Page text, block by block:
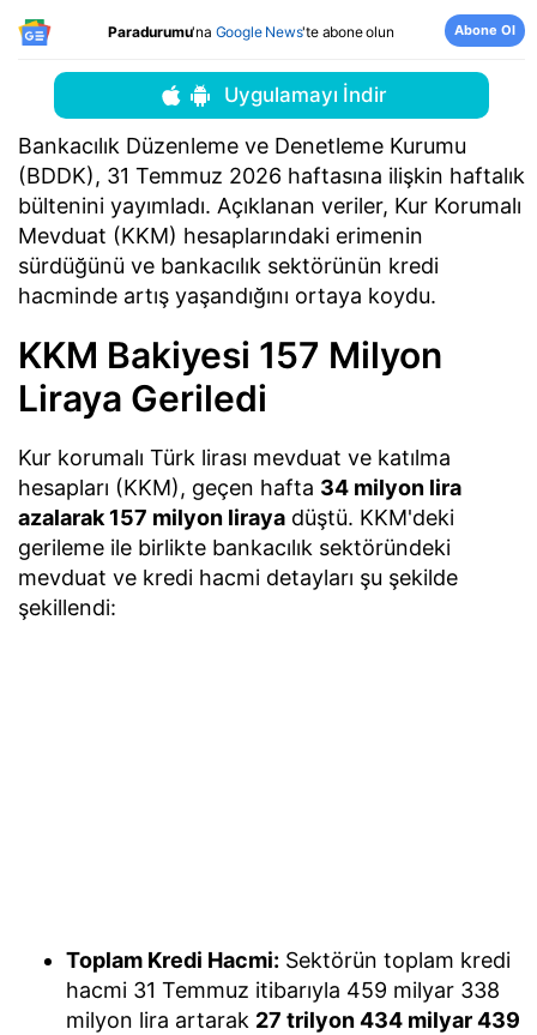
Paradurumu'na Google News'te abone olun Abone Ol
Uygulamayı İndir
Bankacılık Düzenleme ve Denetleme Kurumu
(BDDK), 31 Temmuz 2026 haftasına ilişkin haftalık
bültenini yayımladı. Açıklanan veriler, Kur Korumalı
Mevduat (KKM) hesaplarındaki erimenin
sürdüğünü ve bankacılık sektörünün kredi
hacminde artış yaşandığını ortaya koydu.
KKM Bakiyesi 157 Milyon
Liraya Geriledi
Kur korumalı Türk lirası mevduat ve katılma
hesapları (KKM), geçen hafta 34 milyon lira
azalarak 157 milyon liraya düştü. KKM'deki
gerileme ile birlikte bankacılık sektöründeki
mevduat ve kredi hacmi detayları şu şekilde
şekillendi:
Toplam Kredi Hacmi: Sektörün toplam kredi
hacmi 31 Temmuz itibarıyla 459 milyar 338
milyon lira artarak 27 trilyon 434 milyar 439